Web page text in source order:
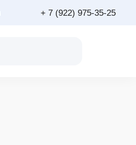
+ 7 (922) 975-35-25